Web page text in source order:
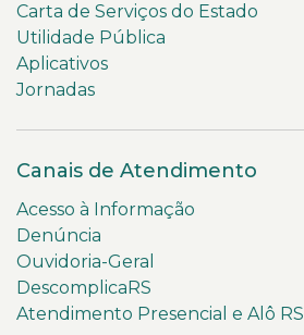
Carta de Serviços do Estado
Utilidade Pública
Aplicativos
Jornadas
Canais de Atendimento
Acesso à Informação
Denúncia
Ouvidoria-Geral
DescomplicaRS
Atendimento Presencial e Alô RS